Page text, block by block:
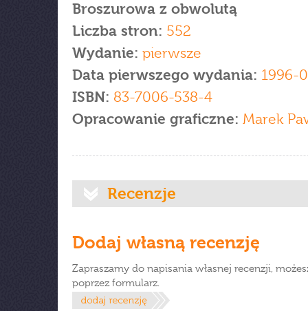
Broszurowa z obwolutą
Liczba stron: 552
Wydanie: pierwsze
Data pierwszego wydania: 1996-
ISBN: 83-7006-538-4
Opracowanie graficzne: Marek
Recenzje
Dodaj własną recenzję
Zapraszamy do napisania własnej recenzji,
poprzez formularz.